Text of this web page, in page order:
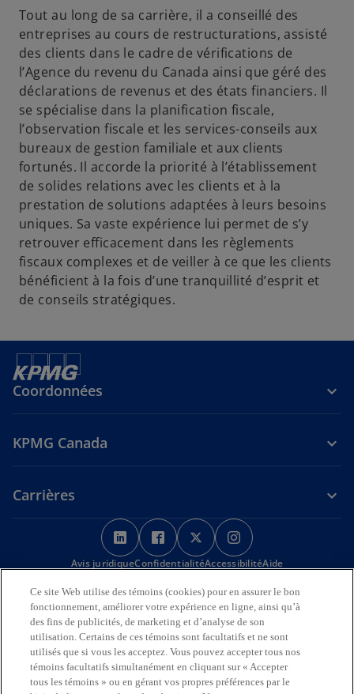
Tout au long de sa carrière, il a conseillé des
entreprises au cours de restructurations, assisté
des clients dans le cadre de vérifications de
l’Agence du revenu du Canada ainsi que géré des
déclarations de revenus et des états financiers. Il
se spécialise dans la planification fiscale,
l’observation fiscale et les services-conseils aux
bureaux de gestion familiale et aux clients
fortunés. Il accorde la priorité à l’établissement
de solides relations avec les clients et à la
prestation de solutions adaptées à leurs besoins
uniques. Sa vaste expérience lui permet de s’y
retrouver efficacement dans les règlements
fiscaux complexes et de veiller à ce que les clients
bénéficient à la fois d’une tranquillité d’esprit et
de conseils stratégiques.
Coordonnées
KPMG Canada
Carrières
s
’
o
v
r
e
d
a
s
’
o
u
v
r
e
d
a
s
’
o
v
r
e
d
a
’
o
v
r
e
d
a
Avis juridiqueConfidentialitéAccessibilitéAide
Nous reconnaissons en toute déférence que les bureaux de KPMG
sur l’Île de la Tortue (Amérique du Nord) sont situés sur les
territoires traditionnels, visés par traité et non cédés des Premières
Nations, des Inuits et des Métis.
© 2026 KPMG s.r.l./S.E.N.C.R.L., société à responsabilité limitée de
l’Ontario et cabinet membre de l’organisation mondiale KPMG de
Ce site Web utilise des témoins (cookies) pour en assurer le bon
fonctionnement, améliorer votre expérience en ligne, ainsi qu’à
des fins de publicités, de marketing et d’analyse de son
utilisation. Certains de ces témoins sont facultatifs et ne sont
utilisés que si vous les acceptez. Vous pouvez accepter tous nos
témoins facultatifs simultanément en cliquant sur « Accepter
tous les témoins » ou en gérant vos propres préférences par le